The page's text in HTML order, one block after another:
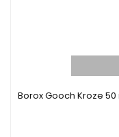
Borox Gooch Kroze